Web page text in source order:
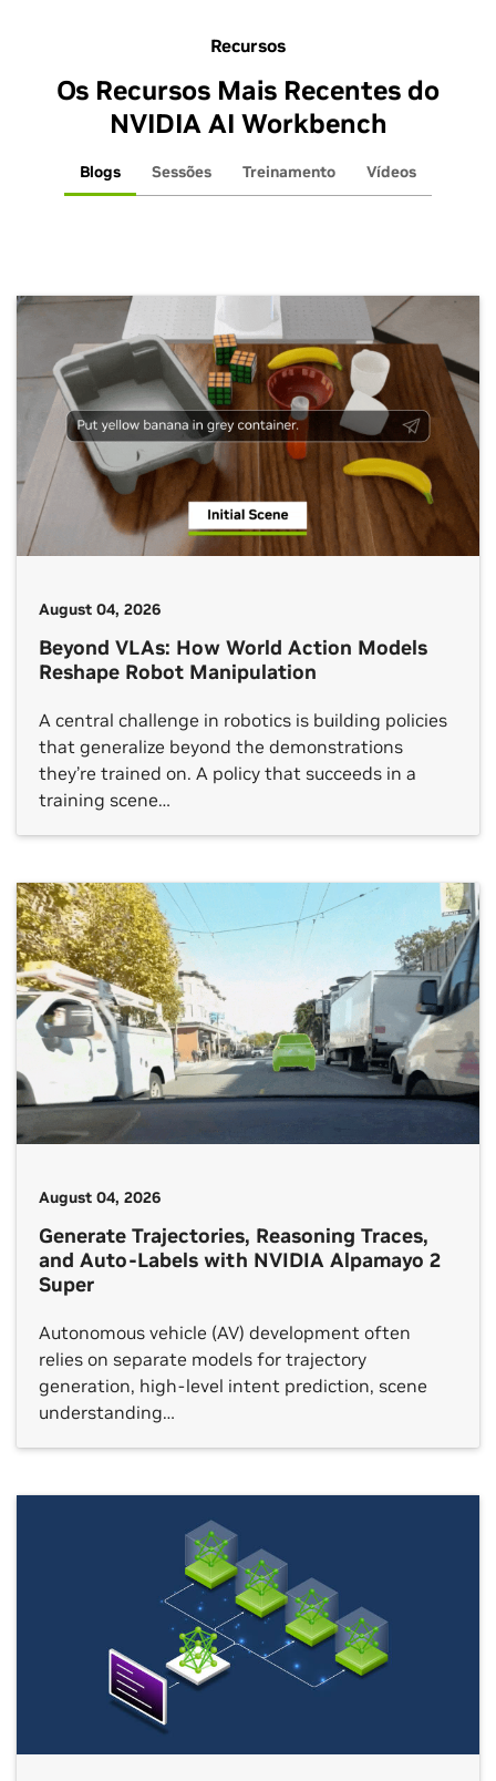
Recursos
Os Recursos Mais Recentes do
NVIDIA AI Workbench
Blogs Sessões Treinamento Vídeos
August 04, 2026
Beyond VLAs: How World Action Models
Reshape Robot Manipulation
A central challenge in robotics is building policies
that generalize beyond the demonstrations
they’re trained on. A policy that succeeds in a
training scene…
August 04, 2026
Generate Trajectories, Reasoning Traces,
and Auto-Labels with NVIDIA Alpamayo 2
Super
Autonomous vehicle (AV) development often
relies on separate models for trajectory
generation, high-level intent prediction, scene
understanding…